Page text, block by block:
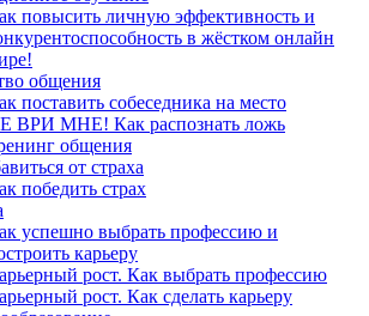
повысить личную эффективность и
в жёстком онлайн
общения
поставить собеседника на место
ВРИ МНЕ! Как распознать ложь
общения
от страха
победить страх
успешно выбрать профессию и
карьеру
рост. Как выбрать профессию
рост. Как сделать карьеру